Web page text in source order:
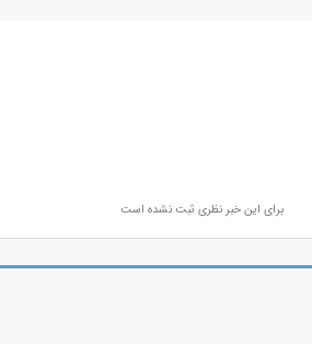
برای این خبر نظری ثبت نشده است